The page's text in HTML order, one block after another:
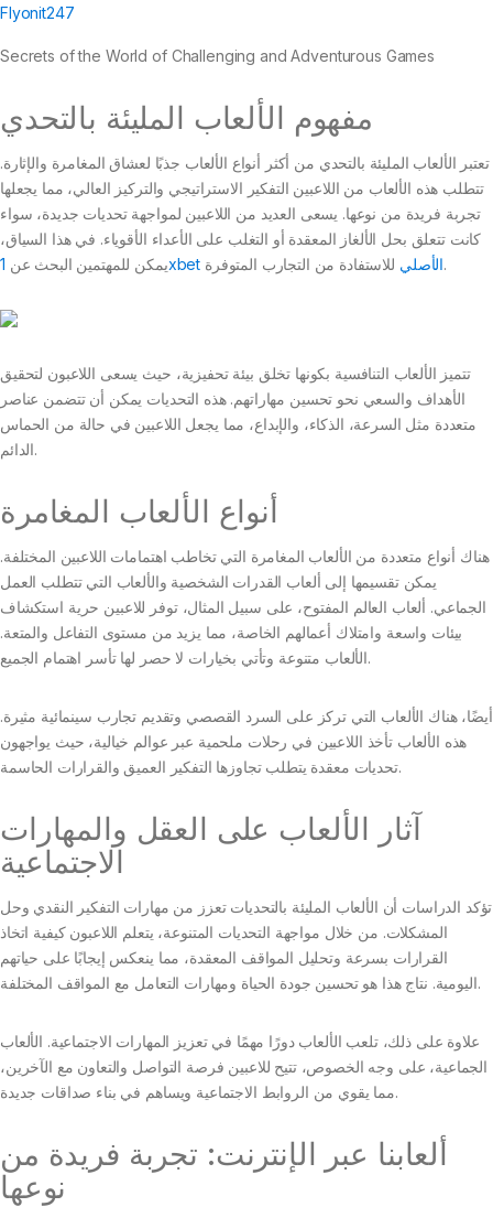
Flyonit247
Secrets of the World of Challenging and Adventurous Games
مفهوم الألعاب المليئة بالتحدي
تعتبر الألعاب المليئة بالتحدي من أكثر أنواع الألعاب جذبًا لعشاق المغامرة والإثارة.
تتطلب هذه الألعاب من اللاعبين التفكير الاستراتيجي والتركيز العالي، مما يجعلها
تجربة فريدة من نوعها. يسعى العديد من اللاعبين لمواجهة تحديات جديدة، سواء
كانت تتعلق بحل الألغاز المعقدة أو التغلب على الأعداء الأقوياء. في هذا السياق،
يمكن للمهتمين البحث عن
1xbet الأصليللاستفادة من التجارب المتوفرة.
تتميز الألعاب التنافسية بكونها تخلق بيئة تحفيزية، حيث يسعى اللاعبون لتحقيق
الأهداف والسعي نحو تحسين مهاراتهم. هذه التحديات يمكن أن تتضمن عناصر
متعددة مثل السرعة، الذكاء، والإبداع، مما يجعل اللاعبين في حالة من الحماس
الدائم.
أنواع الألعاب المغامرة
هناك أنواع متعددة من الألعاب المغامرة التي تخاطب اهتمامات اللاعبين المختلفة.
يمكن تقسيمها إلى ألعاب القدرات الشخصية والألعاب التي تتطلب العمل
الجماعي. ألعاب العالم المفتوح، على سبيل المثال، توفر للاعبين حرية استكشاف
بيئات واسعة وامتلاك أعمالهم الخاصة، مما يزيد من مستوى التفاعل والمتعة.
الألعاب متنوعة وتأتي بخيارات لا حصر لها تأسر اهتمام الجميع.
أيضًا، هناك الألعاب التي تركز على السرد القصصي وتقديم تجارب سينمائية مثيرة.
هذه الألعاب تأخذ اللاعبين في رحلات ملحمية عبر عوالم خيالية، حيث يواجهون
تحديات معقدة يتطلب تجاوزها التفكير العميق والقرارات الحاسمة.
آثار الألعاب على العقل والمهارات
الاجتماعية
تؤكد الدراسات أن الألعاب المليئة بالتحديات تعزز من مهارات التفكير النقدي وحل
المشكلات. من خلال مواجهة التحديات المتنوعة، يتعلم اللاعبون كيفية اتخاذ
القرارات بسرعة وتحليل المواقف المعقدة، مما ينعكس إيجابًا على حياتهم
اليومية. نتاج هذا هو تحسين جودة الحياة ومهارات التعامل مع المواقف المختلفة.
علاوة على ذلك، تلعب الألعاب دورًا مهمًا في تعزيز المهارات الاجتماعية. الألعاب
الجماعية، على وجه الخصوص، تتيح للاعبين فرصة التواصل والتعاون مع الآخرين،
مما يقوي من الروابط الاجتماعية ويساهم في بناء صداقات جديدة.
ألعابنا عبر الإنترنت: تجربة فريدة من
نوعها